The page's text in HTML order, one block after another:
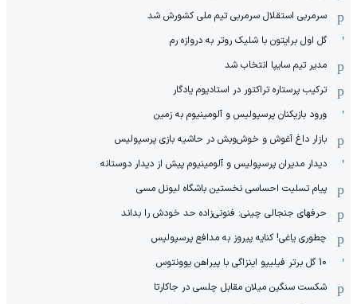
سرمربی استقلال سرمربی تیم ملی کشورش شد
گل اول برایتون با شلیک روتر به دروازه رم
مدیر تیم سایپا انتخاب شد
ترکیب پرستاره تراکتور در استادیوم یادگار
ورود بازیکنان پرسپولیس و آلومینیوم به زمین
بازار داغ آغوش و خوش‌و‌بش در حاشیه بازی پرسپولیس
دیدار مدیران پرسپولیس و آلومینیوم پیش از دیدار دوستانه
پیام تسلیت احساسی نخستین باشگاه لیونل مسی
حرفهای جنجالی چینی: فنونی‌زاده حد خودش را بداند
چطوری یاغی! کنایه پیروز به مدافع پرسپولیس
10 گل برتر فیلیپو اینزاگی با پیراهن یوونتوس
شکست سنگین میلان مقابل چلسی در جاکارتا